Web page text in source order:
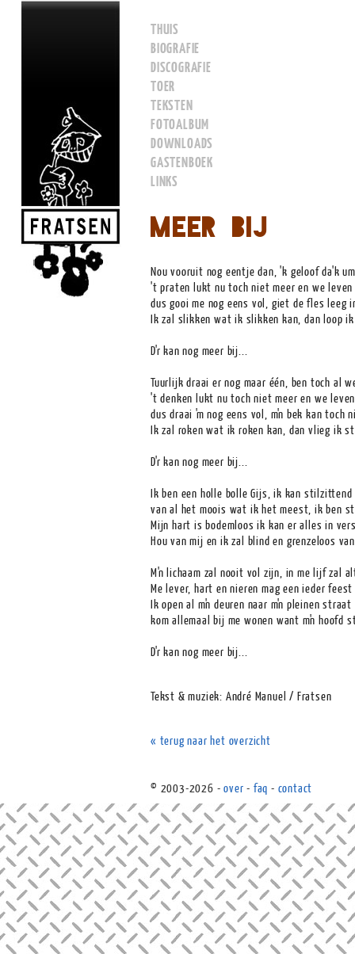
THUIS
BIOGRAFIE
DISCOGRAFIE
TOER
TEKSTEN
FOTOALBUM
DOWNLOADS
GASTENBOEK
LINKS
Meer bij
Nou vooruit nog eentje dan, 'k geloof da'k
't praten lukt nu toch niet meer en we leven
dus gooi me nog eens vol, giet de fles leeg
Ik zal slikken wat ik slikken kan, dan loop
D'r kan nog meer bij...
Tuurlijk draai er nog maar één, ben toch al
't denken lukt nu toch niet meer en we
dus draai 'm nog eens vol, m'n bek kan toch
Ik zal roken wat ik roken kan, dan vlieg ik
D'r kan nog meer bij...
Ik ben een holle bolle Gijs, ik kan stilzittend
van al het moois wat ik het meest, ik ben
Mijn hart is bodemloos ik kan er alles in
Hou van mij en ik zal blind en grenzeloos
M'n lichaam zal nooit vol zijn, in me lijf zal
Me lever, hart en nieren mag een ieder
Ik open al m'n deuren naar m'n pleinen
kom allemaal bij me wonen want m'n hoofd
D'r kan nog meer bij...
Tekst & muziek: André Manuel / Fratsen
« terug naar het overzicht
© 2003-2026 -over - faq - contact